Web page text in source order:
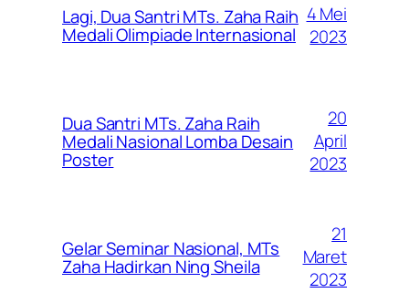
Lagi, Dua Santri MTs. Zaha Raih
Medali Olimpiade Internasional
4 Mei
2023
Dua Santri MTs. Zaha Raih
Medali Nasional Lomba Desain
Poster
20
April
2023
Gelar Seminar Nasional, MTs
Zaha Hadirkan Ning Sheila
21
Maret
2023